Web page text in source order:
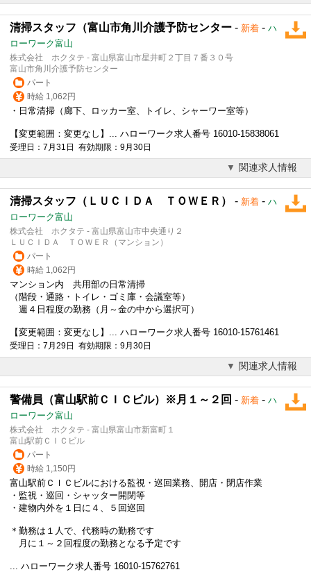
清掃スタッフ（富山市角川介護予防センター - 新着 - ハ
ローワーク富山
株式会社 ホクタテ - 富山県富山市星井町２丁目７番３０号
富山市角川介護予防センター
パート
時給 1,062円
・日常清掃（廊下、ロッカー室、トイレ、シャーワー室等）
【変更範囲：変更なし】... ハローワーク求人番号 16010-15838061
受理日：7月31日 有効期限：9月30日
関連求人情報
清掃スタッフ（ＬＵＣＩＤＡ ＴＯＷＥＲ） - 新着 - ハ
ローワーク富山
株式会社 ホクタテ - 富山県富山市中央通り２
ＬＵＣＩＤＡ ＴＯＷＥＲ（マンション）
パート
時給 1,062円
マンション内 共用部の日常清掃
（階段・通路・トイレ・ゴミ庫・会議室等）
週４日程度の勤務（月～金の中から選択可）
【変更範囲：変更なし】... ハローワーク求人番号 16010-15761461
受理日：7月29日 有効期限：9月30日
関連求人情報
警備員（富山駅前ＣＩＣビル）※月１～２回 - 新着 - ハ
ローワーク富山
株式会社 ホクタテ - 富山県富山市新富町１
富山駅前ＣＩＣビル
パート
時給 1,150円
富山駅前ＣＩＣビルにおける監視・巡回業務、開店・閉店作業
・監視・巡回・シャッター開閉等
・建物内外を１日に４、５回巡回
＊勤務は１人で、代務時の勤務です
月に１～２回程度の勤務となる予定です
... ハローワーク求人番号 16010-15762761